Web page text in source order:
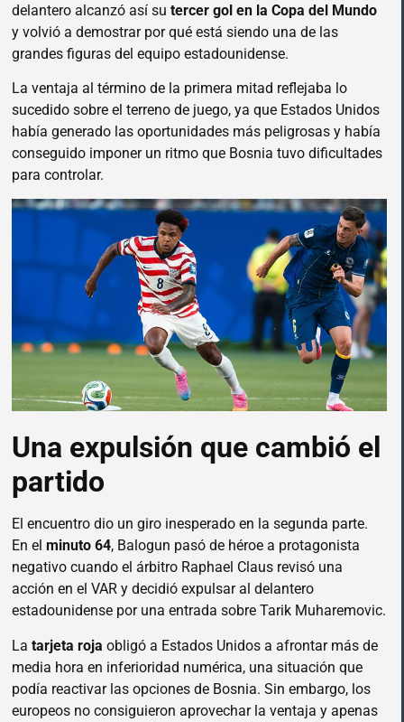
delantero alcanzó así su tercer gol en la Copa del Mundo
y volvió a demostrar por qué está siendo una de las
grandes figuras del equipo estadounidense.
La ventaja al término de la primera mitad reflejaba lo
sucedido sobre el terreno de juego, ya que Estados Unidos
había generado las oportunidades más peligrosas y había
conseguido imponer un ritmo que Bosnia tuvo dificultades
para controlar.
Una expulsión que cambió el
partido
El encuentro dio un giro inesperado en la segunda parte.
En el minuto 64, Balogun pasó de héroe a protagonista
negativo cuando el árbitro Raphael Claus revisó una
acción en el VAR y decidió expulsar al delantero
estadounidense por una entrada sobre Tarik Muharemovic.
La tarjeta roja obligó a Estados Unidos a afrontar más de
media hora en inferioridad numérica, una situación que
podía reactivar las opciones de Bosnia. Sin embargo, los
europeos no consiguieron aprovechar la ventaja y apenas